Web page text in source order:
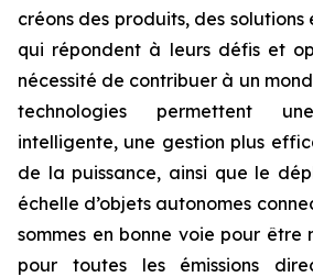
créons des produits, des solutions
qui répondent à leurs défis et
nécessité de contribuer à un
technologies permettent
intelligente, une gestion plus
de la puissance, ainsi que le
échelle d’objets autonomes
sommes en bonne voie pour être
pour toutes les émissions